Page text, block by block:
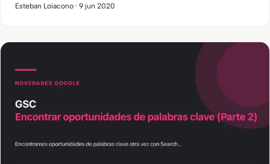
Esteban Loiacono · 9 jun 2020